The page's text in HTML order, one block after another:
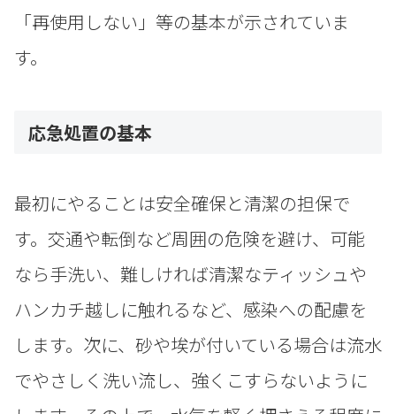
「再使用しない」等の基本が示されていま
す。
応急処置の基本
最初にやることは安全確保と清潔の担保で
す。交通や転倒など周囲の危険を避け、可能
なら手洗い、難しければ清潔なティッシュや
ハンカチ越しに触れるなど、感染への配慮を
します。次に、砂や埃が付いている場合は流水
でやさしく洗い流し、強くこすらないように